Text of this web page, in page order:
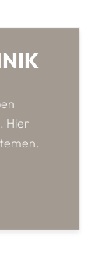
Hier